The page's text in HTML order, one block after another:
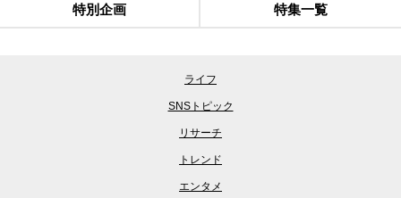
特別企画 特集一覧
ライフ
SNSトピック
リサーチ
トレンド
エンタメ